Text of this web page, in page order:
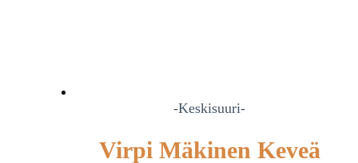
-Keskisuuri-
Virpi Mäkinen Keveä